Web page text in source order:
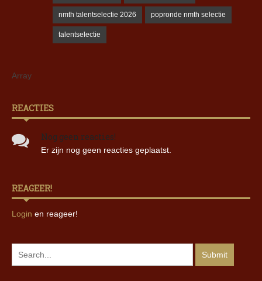
nmth talentselectie 2026 popronde nmth selectie
talentselectie
Array
REACTIES
Nog geen reacties!
Er zijn nog geen reacties geplaatst.
REAGEER!
Login en reageer!